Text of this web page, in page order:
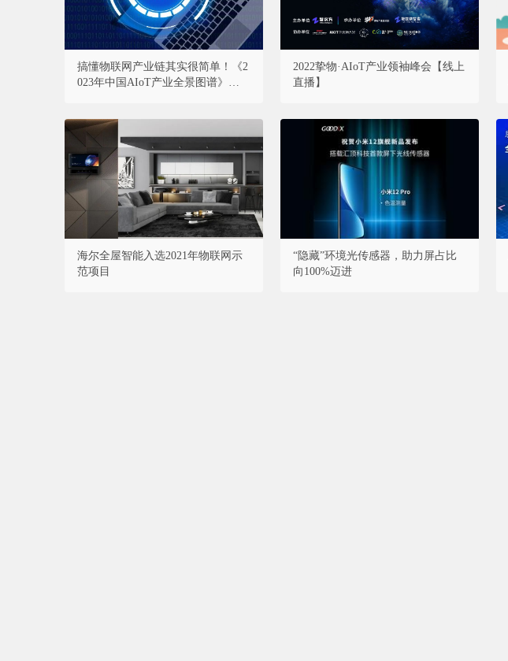
搞懂物联网产业链其实很简单！《2
023年中国AIoT产业全景图谱》重磅
2022挚物·AIoT产业领袖峰会【线上
直播】
海尔全屋智能入选2021年物联网示
范项目
“隐藏”环境光传感器，助力屏占比
向100%迈进